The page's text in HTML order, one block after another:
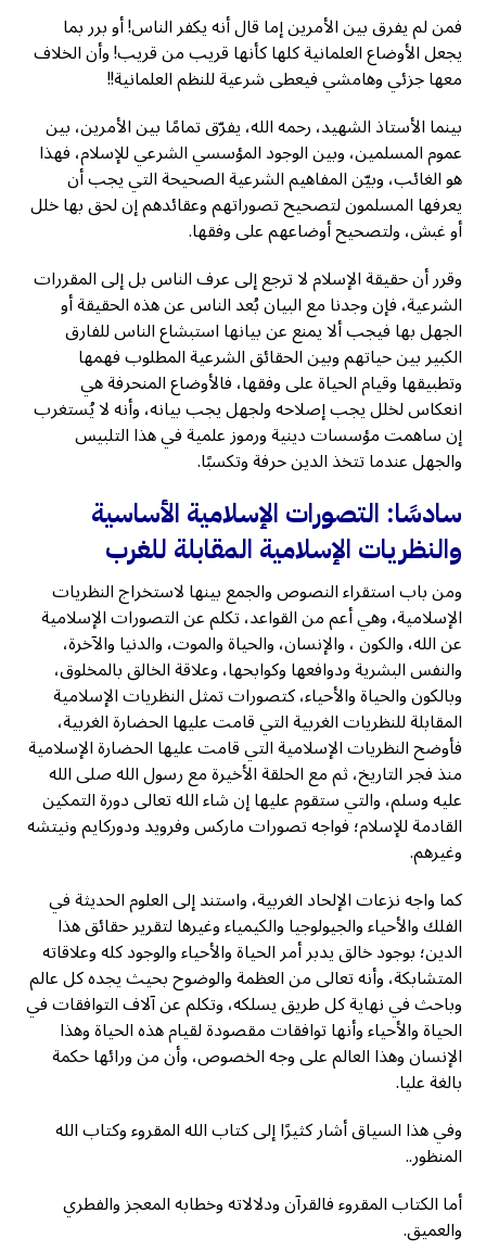
فمن لم يفرق بين الأمرين إما قال أنه يكفر الناس! أو برر بما
يجعل الأوضاع العلمانية كلها كأنها قريب من قريب! وأن الخلاف
معها جزئي وهامشي فيعطى شرعية للنظم العلمانية!!
بينما الأستاذ الشهيد، رحمه الله، يفرّق تمامًا بين الأمرين، بين
عموم المسلمين، وبين الوجود المؤسسي الشرعي للإسلام، فهذا
هو الغائب، وبيّن المفاهيم الشرعية الصحيحة التي يجب أن
يعرفها المسلمون لتصحيح تصوراتهم وعقائدهم إن لحق بها خلل
أو غبش، ولتصحيح أوضاعهم على وفقها.
وقرر أن حقيقة الإسلام لا ترجع إلى عرف الناس بل إلى المقررات
الشرعية، فإن وجدنا مع البيان بُعد الناس عن هذه الحقيقة أو
الجهل بها فيجب ألا يمنع عن بيانها استبشاع الناس للفارق
الكبير بين حياتهم وبين الحقائق الشرعية المطلوب فهمها
وتطبيقها وقيام الحياة على وفقها، فالأوضاع المنحرفة هي
انعكاس لخلل يجب إصلاحه ولجهل يجب بيانه، وأنه لا يُستغرب
إن ساهمت مؤسسات دينية ورموز علمية في هذا التلبيس
والجهل عندما تتخذ الدين حرفة وتكسبًا.
سادسًا: التصورات الإسلامية الأساسية
والنظريات الإسلامية المقابلة للغرب
ومن باب استقراء النصوص والجمع بينها لاستخراج النظريات
الإسلامية، وهي أعم من القواعد، تكلم عن التصورات الإسلامية
عن الله، والكون ، والإنسان، والحياة والموت، والدنيا والآخرة،
والنفس البشرية ودوافعها وكوابحها، وعلاقة الخالق بالمخلوق،
وبالكون والحياة والأحياء، كتصورات تمثل النظريات الإسلامية
المقابلة للنظريات الغربية التي قامت عليها الحضارة الغربية،
فأوضح النظريات الإسلامية التي قامت عليها الحضارة الإسلامية
منذ فجر التاريخ، ثم مع الحلقة الأخيرة مع رسول الله صلى الله
عليه وسلم، والتي ستقوم عليها إن شاء الله تعالى دورة التمكين
القادمة للإسلام؛ فواجه تصورات ماركس وفرويد ودوركايم ونيتشه
وغيرهم.
كما واجه نزعات الإلحاد الغربية، واستند إلى العلوم الحديثة في
الفلك والأحياء والجيولوجيا والكيمياء وغيرها لتقرير حقائق هذا
الدين؛ بوجود خالق يدبر أمر الحياة والأحياء والوجود كله وعلاقاته
المتشابكة، وأنه تعالى من العظمة والوضوح بحيث يجده كل عالم
وباحث في نهاية كل طريق يسلكه، وتكلم عن آلاف التوافقات في
الحياة والأحياء وأنها توافقات مقصودة لقيام هذه الحياة وهذا
الإنسان وهذا العالم على وجه الخصوص، وأن من ورائها حكمة
بالغة عليا.
وفي هذا السياق أشار كثيرًا إلى كتاب الله المقروء وكتاب الله
المنظور..
أما الكتاب المقروء فالقرآن ودلالاته وخطابه المعجز والفطري
والعميق.